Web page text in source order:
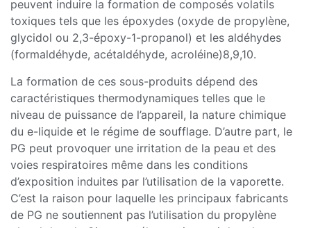
peuvent induire la formation de composés volatils
toxiques tels que les époxydes (oxyde de propylène,
glycidol ou 2,3-époxy-1-propanol) et les aldéhydes
(formaldéhyde, acétaldéhyde, acroléine)8,9,10.
La formation de ces sous-produits dépend des
caractéristiques thermodynamiques telles que le
niveau de puissance de l’appareil, la nature chimique
du e-liquide et le régime de soufflage. D’autre part, le
PG peut provoquer une irritation de la peau et des
voies respiratoires même dans les conditions
d’exposition induites par l’utilisation de la vaporette.
C’est la raison pour laquelle les principaux fabricants
de PG ne soutiennent pas l’utilisation du propylène